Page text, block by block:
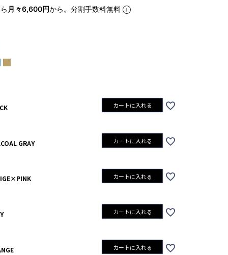
GREIGE×PINK
月々6,600円から。分割手数料無料
カートに入れる
GRAY カートに入れる
カートに入れる
カートに入れる
カートに入れる